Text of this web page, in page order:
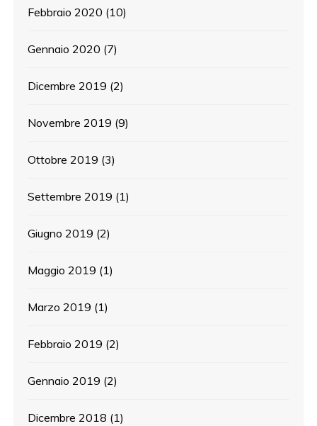
Febbraio 2020 (10)
Gennaio 2020 (7)
Dicembre 2019 (2)
Novembre 2019 (9)
Ottobre 2019 (3)
Settembre 2019 (1)
Giugno 2019 (2)
Maggio 2019 (1)
Marzo 2019 (1)
Febbraio 2019 (2)
Gennaio 2019 (2)
Dicembre 2018 (1)